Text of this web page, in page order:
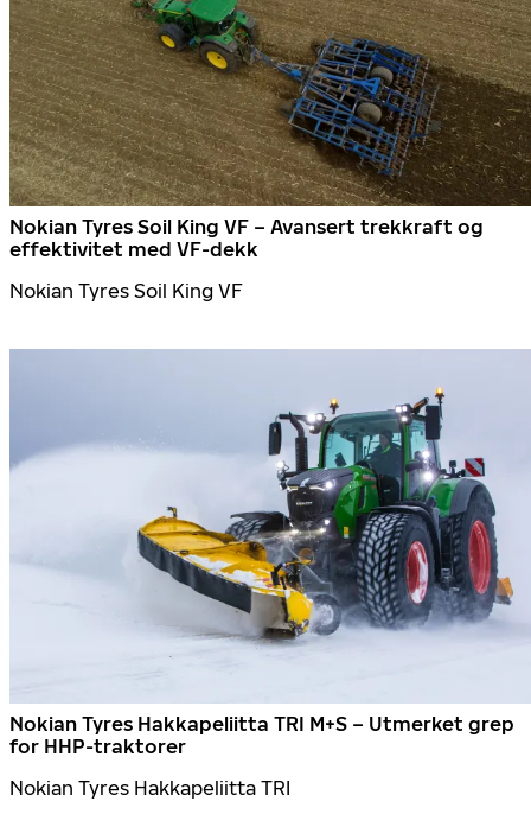
Nokian Tyres Soil King VF – Avansert trekkraft og
effektivitet med VF-dekk
Nokian Tyres Soil King VF
Nokian Tyres Hakkapeliitta TRI M+S – Utmerket grep
for HHP-traktorer
Nokian Tyres Hakkapeliitta TRI